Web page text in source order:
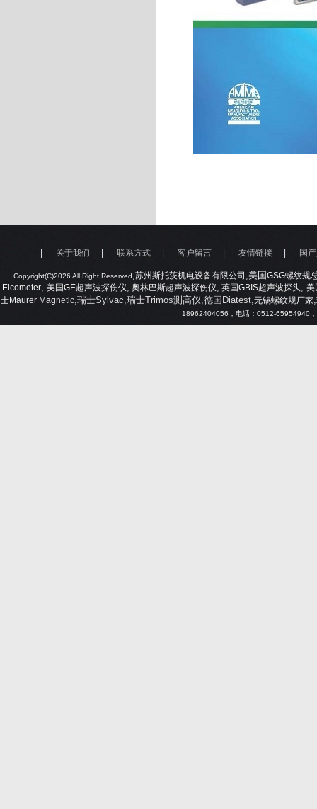
Copyright(C)2026 All Right Reserved,苏州斯托茨机电设备有限公司 ,美国GSG螺纹规
Elcometer, 美国GE超声波探伤仪, 奥林巴斯超声波探伤仪, 英国GBIS超声波探头, 美
士Maurer Magnetic,瑞士Sylvac,瑞士Trimos测高仪,德国Diatest,无锡螺纹规厂家,
18962404056 ，电话：0512-65954940
关于我们 联系方式 客户留言 友情链接 国